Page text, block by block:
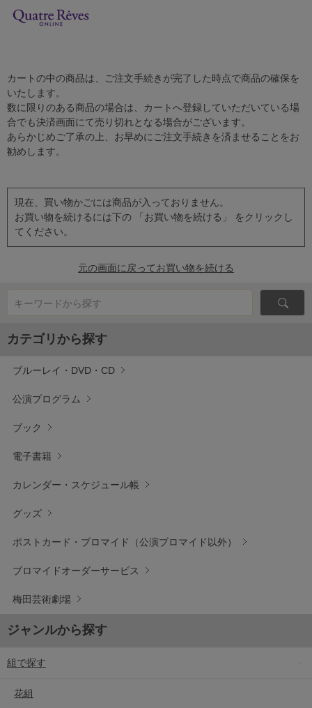
カートの中の商品は、ご注文手続きが完了した時点で商品の確保を
いたします。
数に限りのある商品の場合は、カートへ登録していただいている場
合でも決済画面にて売り切れとなる場合がございます。
あらかじめご了承の上、お早めにご注文手続きを済ませることをお
勧めします。
現在、買い物かごには商品が入っておりません。
お買い物を続けるには下の 「お買い物を続ける」 をクリックし
てください。
元の画面に戻ってお買い物を続ける
キーワードから探す
カテゴリから探す
ブルーレイ・DVD・CD
公演プログラム
ブック
電子書籍
カレンダー・スケジュール帳
グッズ
ポストカード・ブロマイド（公演ブロマイド以外）
ブロマイドオーダーサービス
梅田芸術劇場
ジャンルから探す
組で探す
花組